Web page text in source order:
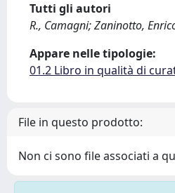
Tutti gli autori
R., Camagni; Zaninotto,
Appare nelle tipologie:
01.2 Libro in qualità di
File in questo prodotto:
Non ci sono file associati a